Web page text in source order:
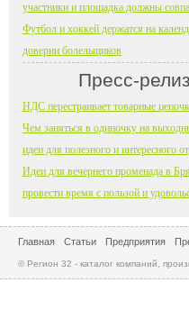
участники и площадка должны
Футбол и хоккей держатся на
доверии болельщиков
Пресс-
НДС перестраивает товарные
Чем заняться в одиночку на
идеи для полезного и интересного
Идеи для вечернего променада в
провести время с пользой и
Главная Статьи Предприятия
© Регион 32 - каталог компаний,